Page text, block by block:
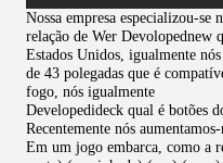
Nossa empresa especializou-
relação de Wer Devolopednew
Estados Unidos, igualmente
de 43 polegadas que é
fogo, nós igualmente
Developedideck qual é botões
Recentemente nós
Em um jogo embarca, como a